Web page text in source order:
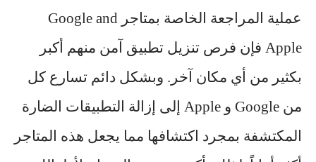
عملية المراجعة الخاصة بمتاجر Google and
Apple فإن فرص تنزيل تطبيق آمن منهم أكبر
بكثير من أي مكان آخر. وبشكل دائم تسارع كل
من Google و Apple إلى إزالة التطبيقات الضارة
المكتشفة بمجرد اكتشافها مما يجعل هذه المتاجر